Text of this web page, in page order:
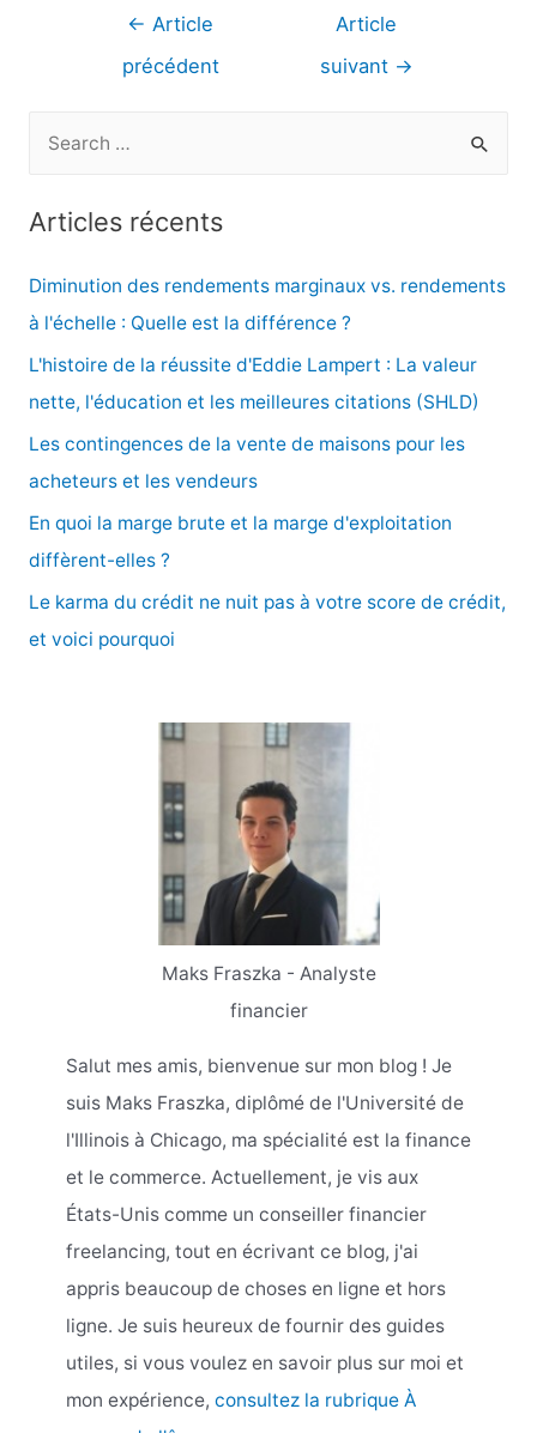
Navigation
l’article
← Article
précédent
Article
suivant →
e
r
c
:
Articles récents
Diminution des rendements marginaux vs. rendements
à l'échelle : Quelle est la différence ?
L'histoire de la réussite d'Eddie Lampert : La valeur
nette, l'éducation et les meilleures citations (SHLD)
Les contingences de la vente de maisons pour les
acheteurs et les vendeurs
En quoi la marge brute et la marge d'exploitation
diffèrent-elles ?
Le karma du crédit ne nuit pas à votre score de crédit,
et voici pourquoi
Maks Fraszka - Analyste
financier
Salut mes amis, bienvenue sur mon blog ! Je
suis Maks Fraszka, diplômé de l'Université de
l'Illinois à Chicago, ma spécialité est la finance
et le commerce. Actuellement, je vis aux
États-Unis comme un conseiller financier
freelancing, tout en écrivant ce blog, j'ai
appris beaucoup de choses en ligne et hors
ligne. Je suis heureux de fournir des guides
utiles, si vous voulez en savoir plus sur moi et
mon expérience, consultez la rubrique À